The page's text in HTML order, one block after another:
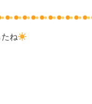
ね